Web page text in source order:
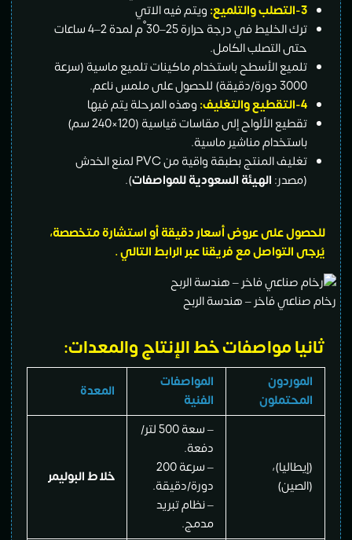
التصلب والتلميع:ويتم فيه الاتي
ترك الخليط في درجة حرارة 25–30°م لمدة 2–4 ساعات
التصلب الكامل.
الأسطح باستخدام ماكينات تلميع ماسية (سرعة
على ملمس ناعم.
التقطيع والتغليف:وهذه المرحلة يتم فيها
تقطيع الألواح إلى مقاسات قياسية (120×240 سم)
مناشير ماسية.
تغليف المنتج بطبقة واقية من PVC لمنع الخدش
الهيئة السعودية للمواصفات).
على عروض أسعار دقيقة أو استشارة متخصصة،
مع فريقنا عبرالرابطالتالي .
فاخر – هندسة الربح
مواصفات خط الإنتاج والمعدات:
المواصفات
الفنية
المعدة
– سعة 500 لتر/
– سرعة 200
دورة/دقيقة.
– نظام تبريد
خلاط البوليمر